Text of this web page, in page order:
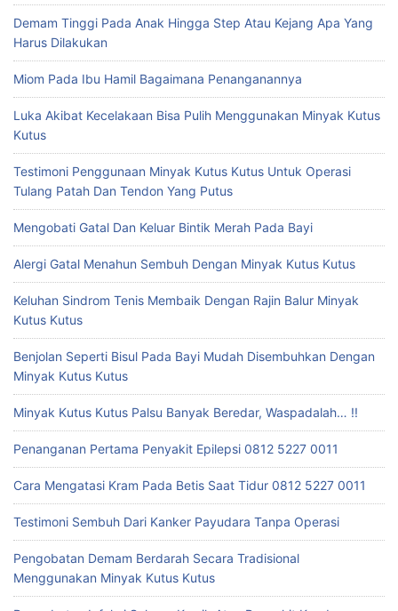
Demam Tinggi Pada Anak Hingga Step Atau Kejang Apa Yang
Harus Dilakukan
Miom Pada Ibu Hamil Bagaimana Penanganannya
Luka Akibat Kecelakaan Bisa Pulih Menggunakan Minyak Kutus
Kutus
Testimoni Penggunaan Minyak Kutus Kutus Untuk Operasi
Tulang Patah Dan Tendon Yang Putus
Mengobati Gatal Dan Keluar Bintik Merah Pada Bayi
Alergi Gatal Menahun Sembuh Dengan Minyak Kutus Kutus
Keluhan Sindrom Tenis Membaik Dengan Rajin Balur Minyak
Kutus Kutus
Benjolan Seperti Bisul Pada Bayi Mudah Disembuhkan Dengan
Minyak Kutus Kutus
Minyak Kutus Kutus Palsu Banyak Beredar, Waspadalah… !!
Penanganan Pertama Penyakit Epilepsi 0812 5227 0011
Cara Mengatasi Kram Pada Betis Saat Tidur 0812 5227 0011
Testimoni Sembuh Dari Kanker Payudara Tanpa Operasi
Pengobatan Demam Berdarah Secara Tradisional
Menggunakan Minyak Kutus Kutus